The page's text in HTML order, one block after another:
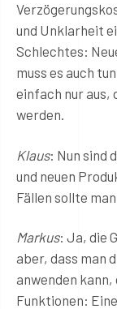
und Unklarheit
Schlechtes:
muss es auch
einfach nur aus,
werden.
Klaus: Nun sind
und neuen
Fällen sollte
Markus: Ja, die
aber, dass man
anwenden kann,
Funktionen: